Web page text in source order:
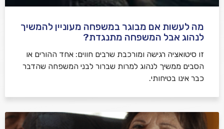
מה לעשות אם מבוגר במשפחה מעוניין להמשיך
לנהוג אבל המשפחה מתנגדת?
זו סיטואציה רגישה ומורכבת שרבים חווים: אחד ההורים או
הסבים ממשיך לנהוג למרות שברור לבני המשפחה שהדבר
כבר אינו בטיחותי.